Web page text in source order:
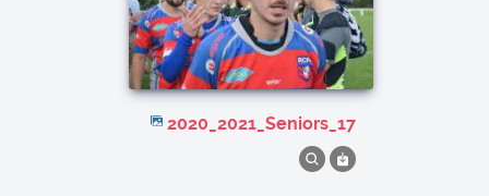
2020_2021_Seniors_17